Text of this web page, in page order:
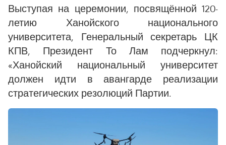
Выступая на церемонии, посвящённой 120-
летию Ханойского национального
университета, Генеральный секретарь ЦК
КПВ, Президент То Лам подчеркнул:
«Ханойский национальный университет
должен идти в авангарде реализации
стратегических резолюций Партии.